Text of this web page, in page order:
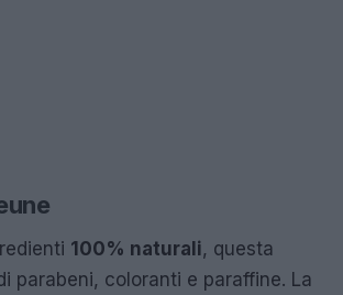
100% naturali, questa
parabeni, coloranti e paraffine. La